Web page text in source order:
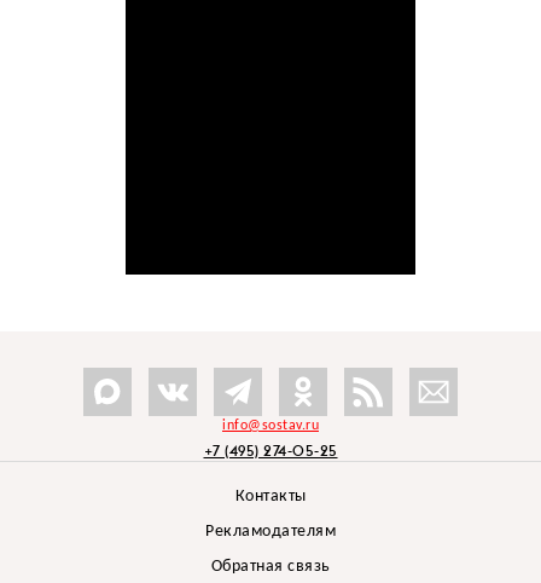
info@sostav.ru
+7 (495) 274-05-25
Контакты
Рекламодателям
Обратная связь